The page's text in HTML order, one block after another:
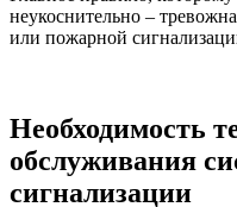
неукоснительно –
или пожарной
Необходимость
обслуживания
сигнализации